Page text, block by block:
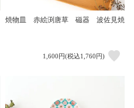
焼物皿 赤絵渕唐草 磁器 波佐見焼
1,600円(税込1,760円)